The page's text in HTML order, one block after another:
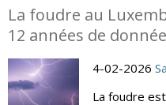
La foudre au
12 années de
4-02-2026
La foudre